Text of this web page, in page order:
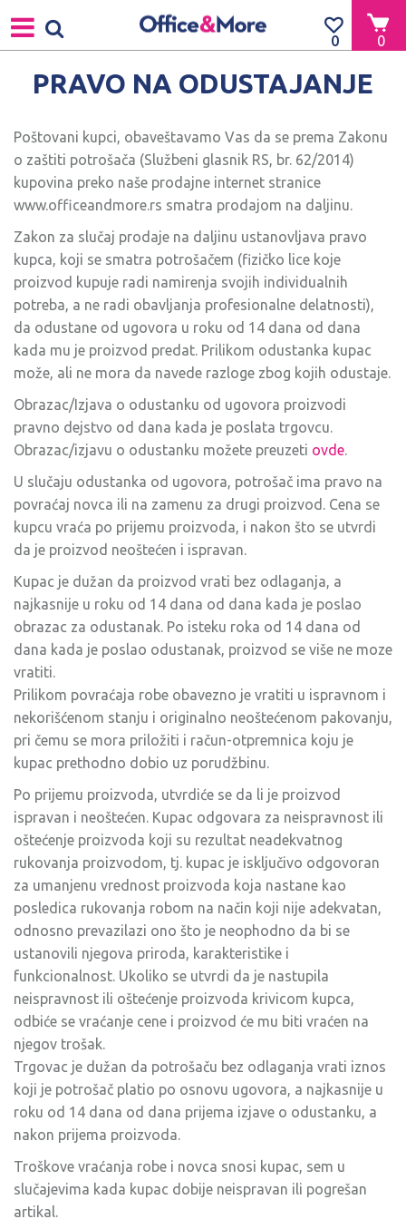
0
0
PRAVO NA ODUSTAJANJE
Poštovani kupci, obaveštavamo Vas da se prema Zakonu
o zaštiti potrošača (Službeni glasnik RS, br. 62/2014)
kupovina preko naše prodajne internet stranice
www.officeandmore.rs smatra prodajom na daljinu.
Zakon za slučaj prodaje na daljinu ustanovljava pravo
kupca, koji se smatra potrošačem (fizičko lice koje
proizvod kupuje radi namirenja svojih individualnih
potreba, a ne radi obavljanja profesionalne delatnosti),
da odustane od ugovora u roku od 14 dana od dana
kada mu je proizvod predat. Prilikom odustanka kupac
može, ali ne mora da navede razloge zbog kojih odustaje.
Obrazac/Izjava o odustanku od ugovora proizvodi
pravno dejstvo od dana kada je poslata trgovcu.
Obrazac/izjavu o odustanku možete preuzeti ovde.
U slučaju odustanka od ugovora, potrošač ima pravo na
povraćaj novca ili na zamenu za drugi proizvod. Cena se
kupcu vraća po prijemu proizvoda, i nakon što se utvrdi
da je proizvod neoštećen i ispravan.
Kupac je dužan da proizvod vrati bez odlaganja, a
najkasnije u roku od 14 dana od dana kada je poslao
obrazac za odustanak. Po isteku roka od 14 dana od
dana kada je poslao odustanak, proizvod se više ne moze
vratiti.
Prilikom povraćaja robe obavezno je vratiti u ispravnom i
nekorišćenom stanju i originalno neoštećenom pakovanju,
pri čemu se mora priložiti i račun-otpremnica koju je
kupac prethodno dobio uz porudžbinu.
Po prijemu proizvoda, utvrdiće se da li je proizvod
ispravan i neoštećen. Kupac odgovara za neispravnost ili
oštećenje proizvoda koji su rezultat neadekvatnog
rukovanja proizvodom, tj. kupac je isključivo odgovoran
za umanjenu vrednost proizvoda koja nastane kao
posledica rukovanja robom na način koji nije adekvatan,
odnosno prevazilazi ono što je neophodno da bi se
ustanovili njegova priroda, karakteristike i
funkcionalnost. Ukoliko se utvrdi da je nastupila
neispravnost ili oštećenje proizvoda krivicom kupca,
odbiće se vraćanje cene i proizvod će mu biti vraćen na
njegov trošak.
Trgovac je dužan da potrošaču bez odlaganja vrati iznos
koji je potrošač platio po osnovu ugovora, a najkasnije u
roku od 14 dana od dana prijema izjave o odustanku, a
nakon prijema proizvoda.
Troškove vraćanja robe i novca snosi kupac, sem u
slučajevima kada kupac dobije neispravan ili pogrešan
artikal.